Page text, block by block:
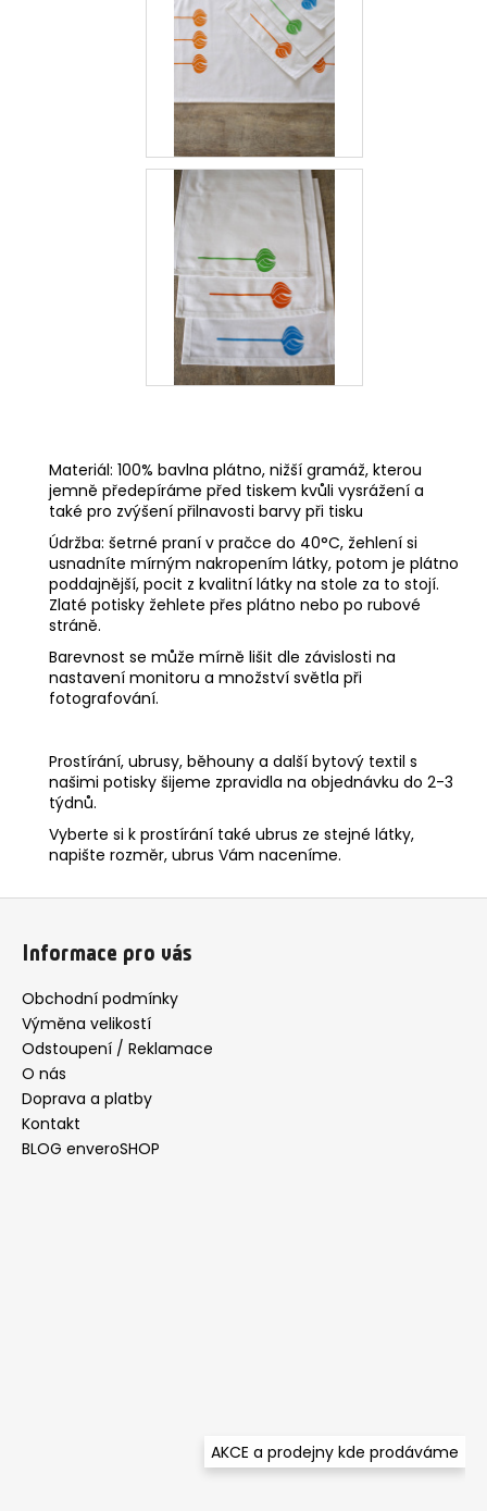
Materiál: 100% bavlna plátno, nižší gramáž, kterou
jemně předepíráme před tiskem kvůli vysrážení a
také pro zvýšení přilnavosti barvy při tisku
Údržba: šetrné praní v pračce do 40°C, žehlení si
usnadníte mírným nakropením látky, potom je plátno
poddajnější, pocit z kvalitní látky na stole za to stojí.
Zlaté potisky žehlete přes plátno nebo po rubové
stráně.
Barevnost se může mírně lišit dle závislosti na
nastavení monitoru a množství světla při
fotografování.
Prostírání, ubrusy, běhouny a další bytový textil s
našimi potisky šijeme zpravidla na objednávku do 2-3
týdnů.
Vyberte si k prostírání také ubrus ze stejné látky,
napište rozměr, ubrus Vám naceníme.
Informace pro vás
Obchodní podmínky
Výměna velikostí
Odstoupení / Reklamace
O nás
Doprava a platby
Kontakt
BLOG enveroSHOP
AKCE a prodejny kde prodáváme